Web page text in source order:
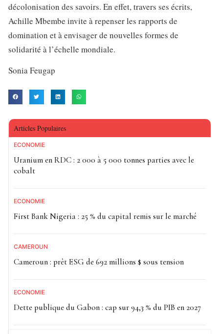
décolonisation des savoirs. En effet, travers ses écrits,
Achille Mbembe invite à repenser les rapports de
domination et à envisager de nouvelles formes de
solidarité à l’échelle mondiale.
Sonia Feugap
Articles Populaires
ECONOMIE
Uranium en RDC : 2 000 à 5 000 tonnes parties avec le
cobalt
ECONOMIE
First Bank Nigeria : 25 % du capital remis sur le marché
CAMEROUN
Cameroun : prêt ESG de 692 millions $ sous tension
ECONOMIE
Dette publique du Gabon : cap sur 94,3 % du PIB en 2027